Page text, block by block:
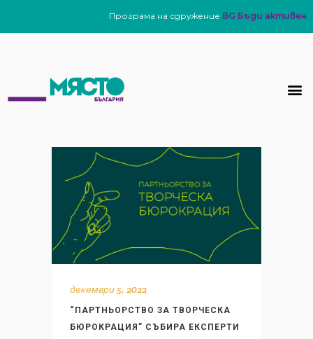
Програма на сдружение BG Бъди активен
декември 5, 2022
“ПАРТНЬОРСТВО ЗА ТВОРЧЕСКА
БЮРОКРАЦИЯ” СЪБИРА ЕКСПЕРТИ